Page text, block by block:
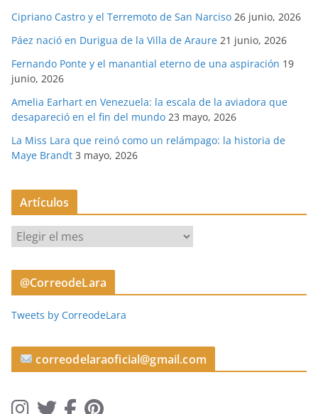
Cipriano Castro y el Terremoto de San Narciso 26 junio, 2026
Páez nació en Durigua de la Villa de Araure 21 junio, 2026
Fernando Ponte y el manantial eterno de una aspiración 19
junio, 2026
Amelia Earhart en Venezuela: la escala de la aviadora que
desapareció en el fin del mundo 23 mayo, 2026
La Miss Lara que reinó como un relámpago: la historia de
Maye Brandt 3 mayo, 2026
Artículos
r
t
u
s
@CorreodeLara
Tweets by CorreodeLara
correodelaraoficial@gmail.com